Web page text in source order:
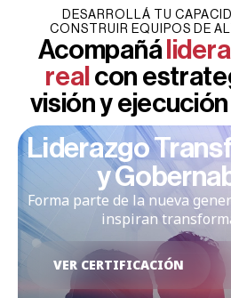
DESARROLLÁ TU
CONSTRUIR EQUIPOS DE
Acompañá
real con
visión y
Liderazgo
y
Forma parte de la nueva
inspiran
VER CERTIFICACIÓN